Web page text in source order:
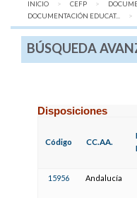
INICIO CEFP
DOCUMENTACIÓN EDUCAT...
BÚSQUEDA
Disposiciones
Código CC.AA.
15956 Andalucía